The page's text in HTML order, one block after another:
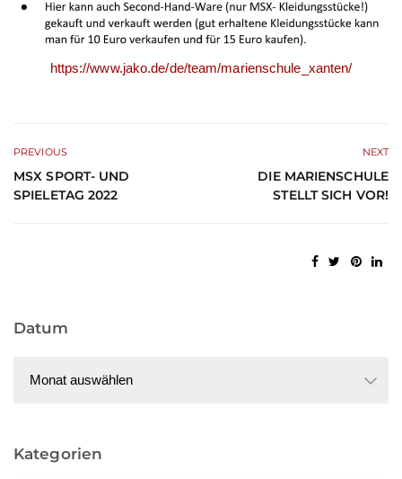
https://www.jako.de/de/team/marienschule_xanten/
PREVIOUS
MSX SPORT- UND
SPIELETAG 2022
NEXT
DIE MARIENSCHULE
STELLT SICH VOR!
Datum
Kategorien